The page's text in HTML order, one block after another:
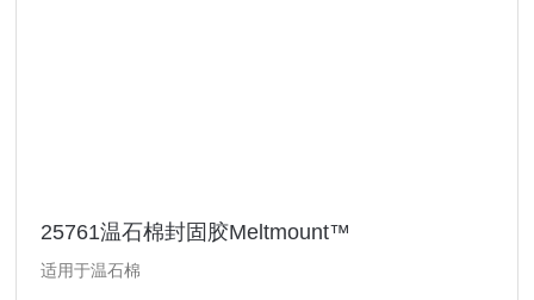
25761温石棉封固胶Meltmount™
适用于温石棉